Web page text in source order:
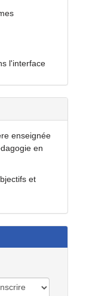
l'interface
enseignée
en
et